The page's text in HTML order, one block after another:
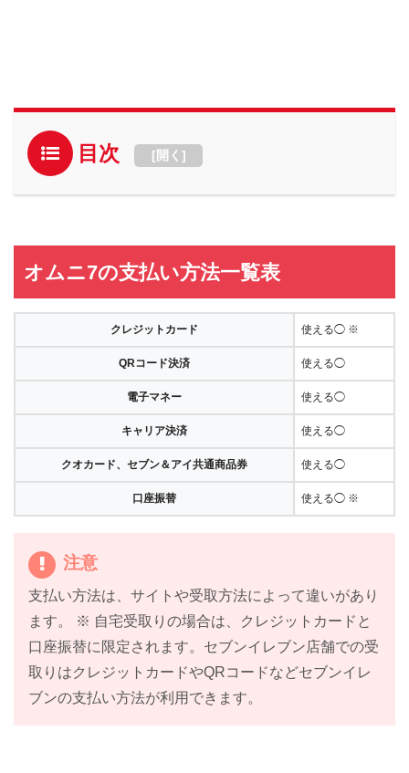
目次 [開く ]
オムニ7の支払い方法一覧表
クレジットカード 使える◯ ※
QRコード決済 使える◯
電子マネー 使える◯
キャリア決済 使える◯
クオカード、セブン＆アイ共通商品券 使える◯
口座振替 使える◯ ※
注意
支払い方法は、サイトや受取方法によって違いがあり
ます。 ※ 自宅受取りの場合は、クレジットカードと
口座振替に限定されます。セブンイレブン店舗での受
取りはクレジットカードやQRコードなどセブンイレ
ブンの支払い方法が利用できます。